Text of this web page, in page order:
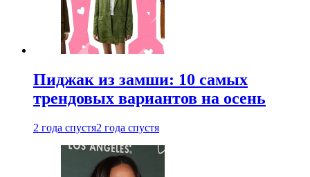
Пиджак из замши: 10 самых
трендовых вариантов на осень
2 года спустя2 года спустя